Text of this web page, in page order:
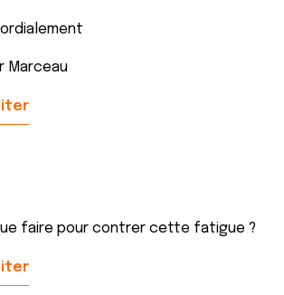
Marceau
faire pour contrer cette fatigue ?